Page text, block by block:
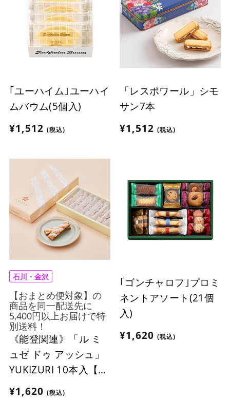
｢ユーハイム｣ユーハイ
ムバウム(5個入)
¥1,512 (税込)
「レスポワール」シモ
サン7本
¥1,512 (税込)
石川・金沢
【おまとめ便対象】の
商品を同一配送先に
5,400円以上お届けで特
別送料！
《能登関連》「ル ミ
ュゼ ドゥ アッシュ」
YUKIZURI 10本入【お
まとめ便対象】
¥1,620 (税込)
｢ゴンチャロフ｣プロミ
ネントアソート(21個
入)
¥1,620 (税込)